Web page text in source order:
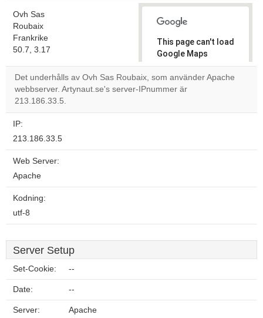
Ovh Sas
Roubaix
Frankrike
50.7, 3.17
This page can't load
Google Maps
correctly.
Do you
Det underhålls av Ovh Sas Roubaix, som använder Apache
webbserver. Artynaut.se's server-IPnummer är
213.186.33.5.
IP:
213.186.33.5
Web Server:
Apache
Kodning:
utf-8
Server Setup
Set-Cookie: --
Date: --
Server: Apache